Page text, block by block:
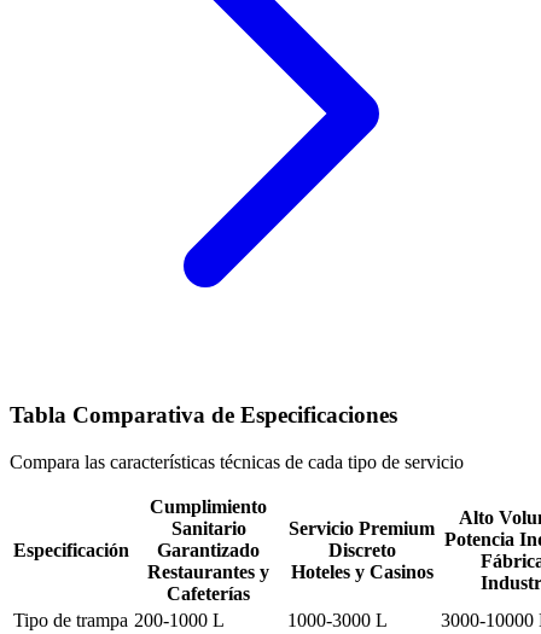
Tabla Comparativa de Especificaciones
Compara las características técnicas de cada tipo de servicio
Especificación
Cumplimiento
Sanitario
Garantizado
Restaurantes y
Cafeterías
Servicio Premium
Discreto
Hoteles y Casinos
Alto
Potencia
Tipo de trampa 200-1000 L 1000-3000 L
3000-10000